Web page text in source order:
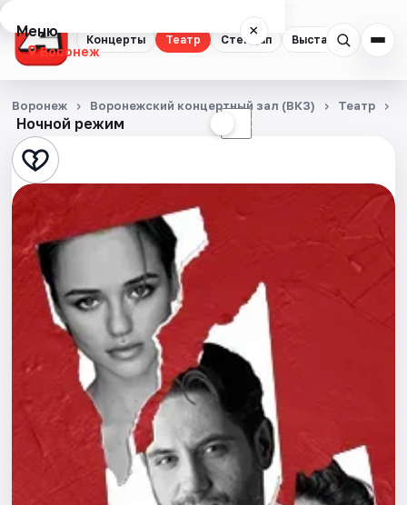
Концерты Театр Стендап Выставки
Меню ×
Воронеж
Концерты
Театр
Стендап
Выставки
Квесты
Экскурсии
События
Города
Площадки
Ночной режим ☾
Воронеж Воронежский концертный зал (ВКЗ) Театр